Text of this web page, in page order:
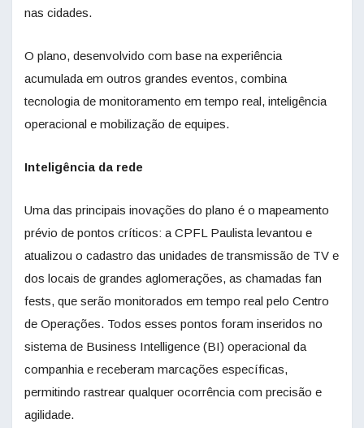
nas cidades.
O plano, desenvolvido com base na experiência
acumulada em outros grandes eventos, combina
tecnologia de monitoramento em tempo real, inteligência
operacional e mobilização de equipes.
Inteligência da rede
Uma das principais inovações do plano é o mapeamento
prévio de pontos críticos: a CPFL Paulista levantou e
atualizou o cadastro das unidades de transmissão de TV e
dos locais de grandes aglomerações, as chamadas fan
fests, que serão monitorados em tempo real pelo Centro
de Operações. Todos esses pontos foram inseridos no
sistema de Business Intelligence (BI) operacional da
companhia e receberam marcações específicas,
permitindo rastrear qualquer ocorrência com precisão e
agilidade.